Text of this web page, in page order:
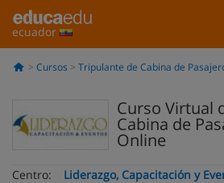
ecuador
Cursos Tripulante de Cabina de
Curso Virtual
Cabina de
Online
Centro:
Liderazgo, Capacitación y